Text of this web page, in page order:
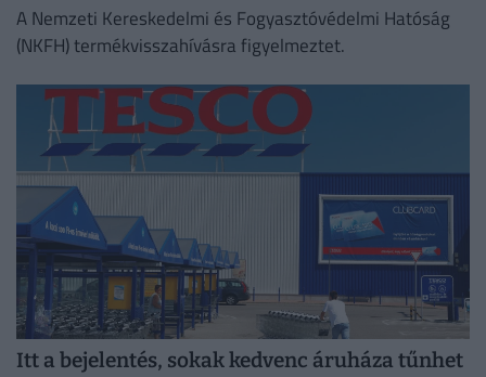
A Nemzeti Kereskedelmi és Fogyasztóvédelmi Hatóság
(NKFH) termékvisszahívásra figyelmeztet.
Itt a bejelentés, sokak kedvenc áruháza tűnhet